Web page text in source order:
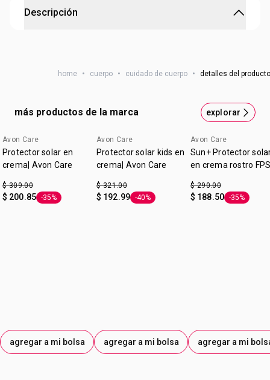
Descripción
24h de humectación
Piel con aspecto saludable
home • cuerpo • cuidado de cuerpo • detalles del producto
más productos de la marca explorar
Avon Care
Protector solar en
crema| Avon Care
$ 309.00
$ 200.85 Etiqueta -35%
-35%
agregar a mi bolsa
Avon Care
Protector solar kids en
crema| Avon Care
$ 321.00
$ 192.99 Etiqueta -40%
-40%
agregar a mi bolsa
Avon Care
Sun+ Protector
en crema rostro
$ 290.00
$ 188.50 Etiqueta -
-35%
agregar a mi